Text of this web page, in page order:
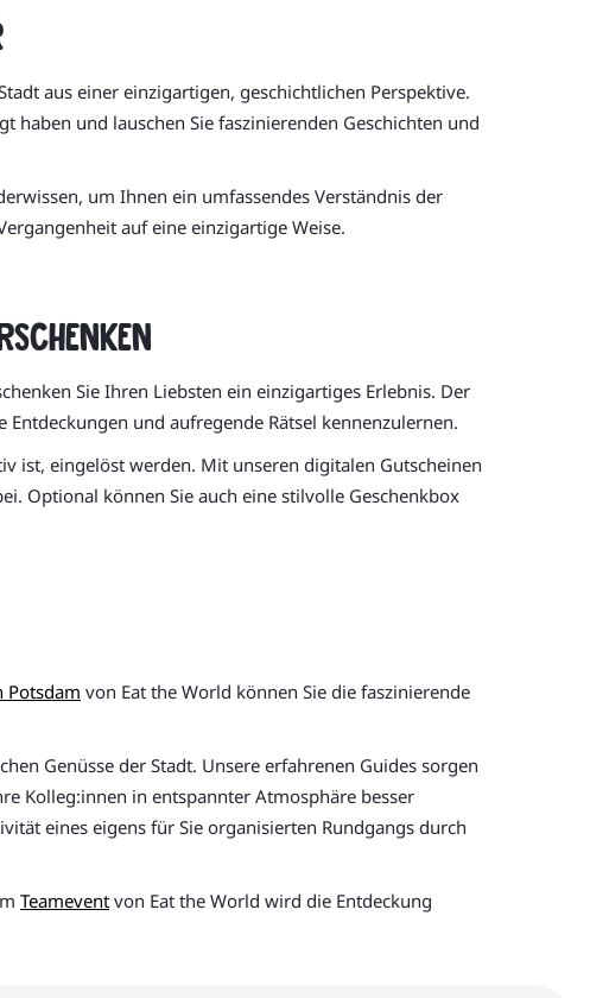
aus einer einzigartigen, geschichtlichen Perspektive.
haben und lauschen Sie faszinierenden Geschichten und
um Ihnen ein umfassendes Verständnis der
auf eine einzigartige Weise.
Sie Ihren Liebsten ein einzigartiges Erlebnis. Der
und aufregende Rätsel kennenzulernen.
ist, eingelöst werden. Mit unseren digitalen Gutscheinen
Optional können Sie auch eine stilvolle Geschenkbox
Potsdam von Eat the World können Sie die faszinierende
Genüsse der Stadt. Unsere erfahrenen Guides sorgen
Kolleg:innen in entspannter Atmosphäre besser
eines eigens für Sie organisierten Rundgangs durch
Teamevent von Eat the World wird die Entdeckung